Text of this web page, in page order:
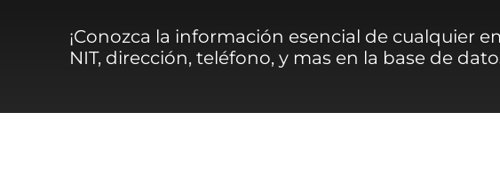
¡Conozca la información esencial de cualquier
NIT, dirección, teléfono, y mas en la base de